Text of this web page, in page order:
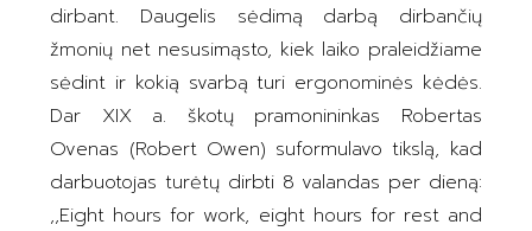
dirbant. Daugelis sėdimą darbą dirbančių
žmonių net nesusimąsto, kiek laiko praleidžiame
sėdint ir kokią svarbą turi ergonominės kėdės.
Dar XIX a. škotų pramonininkas Robertas
Ovenas (Robert Owen) suformulavo tikslą, kad
darbuotojas turėtų dirbti 8 valandas per dieną:
,,Eight hours for work, eight hours for rest and